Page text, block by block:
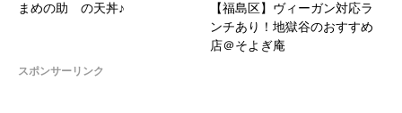
まめの助 の天丼♪
【福島区】ヴィーガン対応ラ
ンチあり！地獄谷のおすすめ
店＠そよぎ庵
スポンサーリンク